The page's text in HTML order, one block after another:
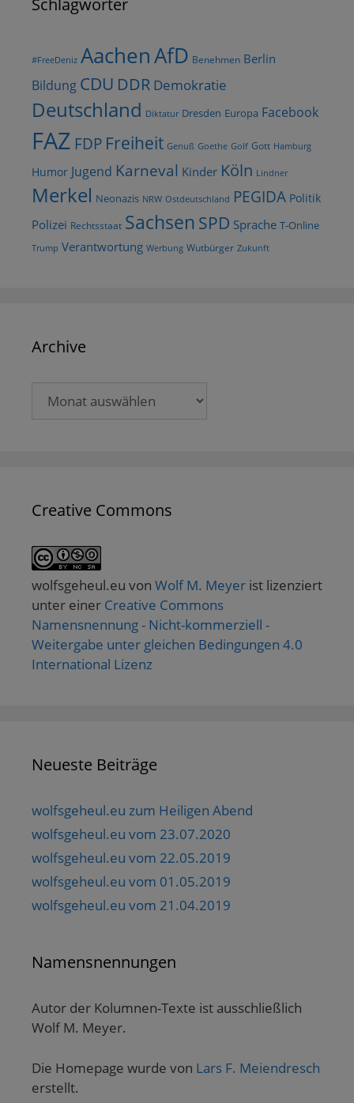
Schlagwörter
#FreeDeniz AachenAfD Benehmen Berlin
Bildung CDU DDR Demokratie
Deutschland Diktatur Dresden Europa Facebook
FAZ FDP Freiheit Genuß Goethe Golf Gott Hamburg
Humor Jugend Karneval Kinder Köln Lindner
Merkel Neonazis NRW Ostdeutschland PEGIDA Politik
Polizei Rechtsstaat Sachsen SPD Sprache T-Online
Trump Verantwortung Werbung Wutbürger Zukunft
Archive
Creative Commons
wolfsgeheul.eu von Wolf M. Meyer ist lizenziert
unter einer Creative Commons
Namensnennung - Nicht-kommerziell -
Weitergabe unter gleichen Bedingungen 4.0
International Lizenz
Neueste Beiträge
wolfsgeheul.eu zum Heiligen Abend
wolfsgeheul.eu vom 23.07.2020
wolfsgeheul.eu vom 22.05.2019
wolfsgeheul.eu vom 01.05.2019
wolfsgeheul.eu vom 21.04.2019
Namensnennungen
Autor der Kolumnen-Texte ist ausschließlich
Wolf M. Meyer.
Die Homepage wurde von Lars F. Meiendresch
erstellt.